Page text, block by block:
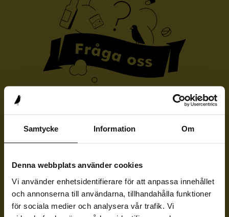
Samtycke Information Om
Denna webbplats använder cookies
Vi använder enhetsidentifierare för att anpassa innehållet
och annonserna till användarna, tillhandahålla funktioner
för sociala medier och analysera vår trafik. Vi
Ställ en fråga anonymt!
Du som är 13–19 år, om du inte hittar
svar på din fråga kan du ställa den här.
Sommaruppehåll!